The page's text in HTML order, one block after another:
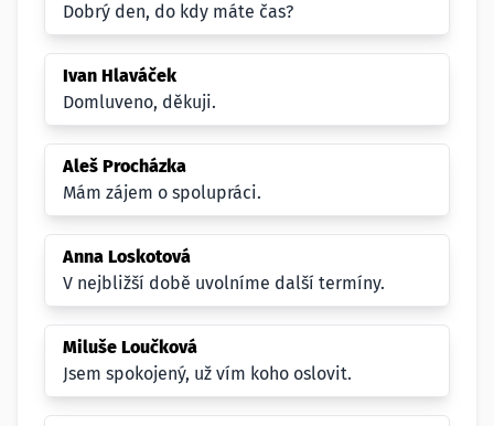
Dobrý den, do kdy máte čas?
Ivan Hlaváček
Domluveno, děkuji.
Aleš Procházka
Mám zájem o spolupráci.
Anna Loskotová
V nejbližší době uvolníme další termíny.
Miluše Loučková
Jsem spokojený, už vím koho oslovit.